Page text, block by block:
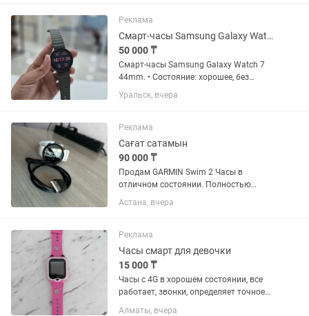
сапфировое стекло, датчики ЧСС/
ЭКГ/BIA,...
Реклама
Смарт-часы Samsung Galaxy Watch 7 44mm.
50 000 ₸
Смарт-часы Samsung Galaxy Watch 7
44mm. • Состояние: хорошее, без
ремонта • В комплекте: коробка и
зарядное устройство • Цвет: зелёный,
AMOLED, защищен сапфировым...
Уральск, вчера
Реклама
Сағат сатамын
90 000 ₸
Продам GARMIN Swim 2 Часы в
отличном состоянии. Полностью
исправны, работают без каких-либо
проблем. ✅ Без царапин ✅ В ремонте
отлично ✅ Аккумулятор держит
заряд...
Астана, вчера
Реклама
Часы смарт для девочки
15 000 ₸
Часы с 4G в хорошем состоянии, все
работает, звонки, определяет точное
Алматы, вчера